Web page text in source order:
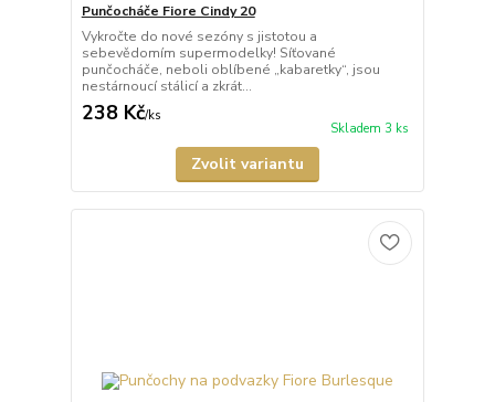
Punčocháče Fiore Cindy 20
Vykročte do nové sezóny s jistotou a
sebevědomím supermodelky! Síťované
punčocháče, neboli oblíbené „kabaretky“, jsou
nestárnoucí stálicí a zkrát...
238 Kč/ks
Skladem 3 ks
Zvolit variantu